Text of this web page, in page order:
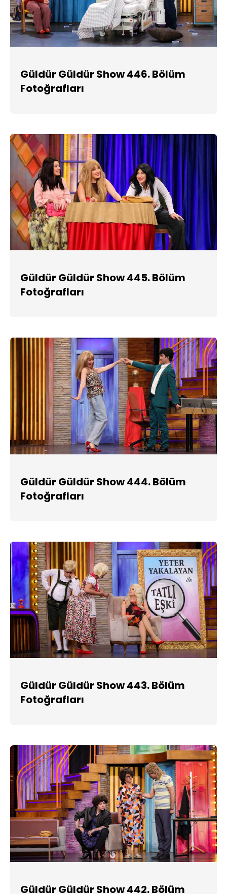
Güldür Güldür Show 446. Bölüm
Fotoğrafları
Güldür Güldür Show 445. Bölüm
Fotoğrafları
Güldür Güldür Show 444. Bölüm
Fotoğrafları
Güldür Güldür Show 443. Bölüm
Fotoğrafları
Güldür Güldür Show 442. Bölüm